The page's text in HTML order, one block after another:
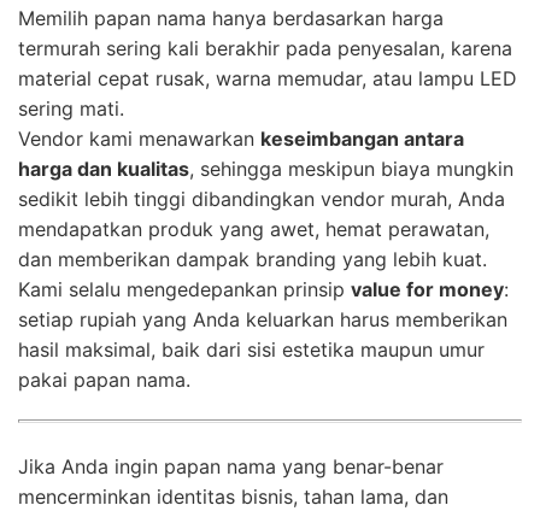
Memilih papan nama hanya berdasarkan harga
termurah sering kali berakhir pada penyesalan, karena
material cepat rusak, warna memudar, atau lampu LED
sering mati.
Vendor kami menawarkan keseimbangan antara
harga dan kualitas, sehingga meskipun biaya mungkin
sedikit lebih tinggi dibandingkan vendor murah, Anda
mendapatkan produk yang awet, hemat perawatan,
dan memberikan dampak branding yang lebih kuat.
Kami selalu mengedepankan prinsip value for money:
setiap rupiah yang Anda keluarkan harus memberikan
hasil maksimal, baik dari sisi estetika maupun umur
pakai papan nama.
Jika Anda ingin papan nama yang benar-benar
mencerminkan identitas bisnis, tahan lama, dan